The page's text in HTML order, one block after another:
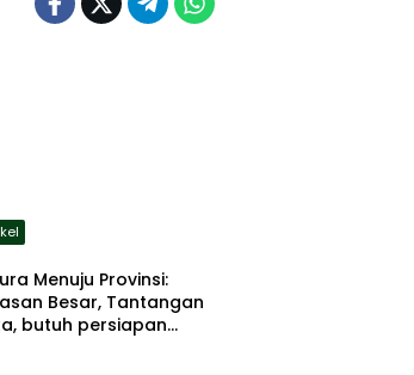
Menuju Provinsi:
Besar, Tantangan
butuh persiapan